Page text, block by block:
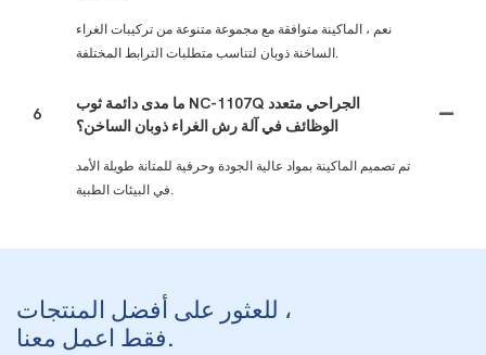
نعم ، الماكينة متوافقة مع مجموعة متنوعة من تركيبات الغراء
6
ما مدى دائمة ثوب NC-1107Q الجراحي متعدد
الوظائف في آلة رش الغراء ذوبان الساخن؟
تم تصميم الماكينة بمواد عالية الجودة وحرفية للمتانة طويلة الأمد
للعثور على أفضل المنتجات ،
فقط اعمل معنا.